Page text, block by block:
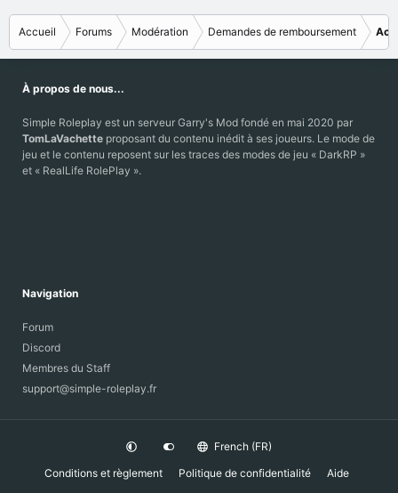
Accueil Forums Modération Demandes de remboursement
À propos de nous...
Simple Roleplay est un serveur Garry's Mod fondé en mai 2020 par
TomLaVachette proposant du contenu inédit à ses joueurs. Le mode de
jeu et le contenu reposent sur les traces des modes de jeu « DarkRP »
et « RealLife RolePlay ».
Navigation
Forum
Discord
Membres du Staff
support@simple-roleplay.fr
French (FR)
Conditions et règlement
Politique de confidentialité Aide